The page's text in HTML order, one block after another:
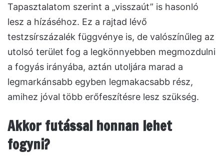
Tapasztalatom szerint a „visszaút” is hasonló
lesz a hízáséhoz. Ez a rajtad lévő
testzsírszázalék függvénye is, de valószínűleg az
utolsó terület fog a legkönnyebben megmozdulni
a fogyás irányába, aztán utoljára marad a
legmarkánsabb egyben legmakacsabb rész,
amihez jóval több erőfeszítésre lesz szükség.
Akkor futással honnan lehet
fogyni?